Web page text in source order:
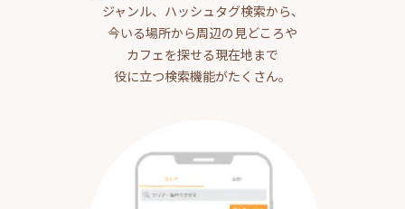
ジャンル、ハッシュタグ検索から、
今いる場所から周辺の見どころや
カフェを探せる現在地まで
役に立つ検索機能がたくさん。